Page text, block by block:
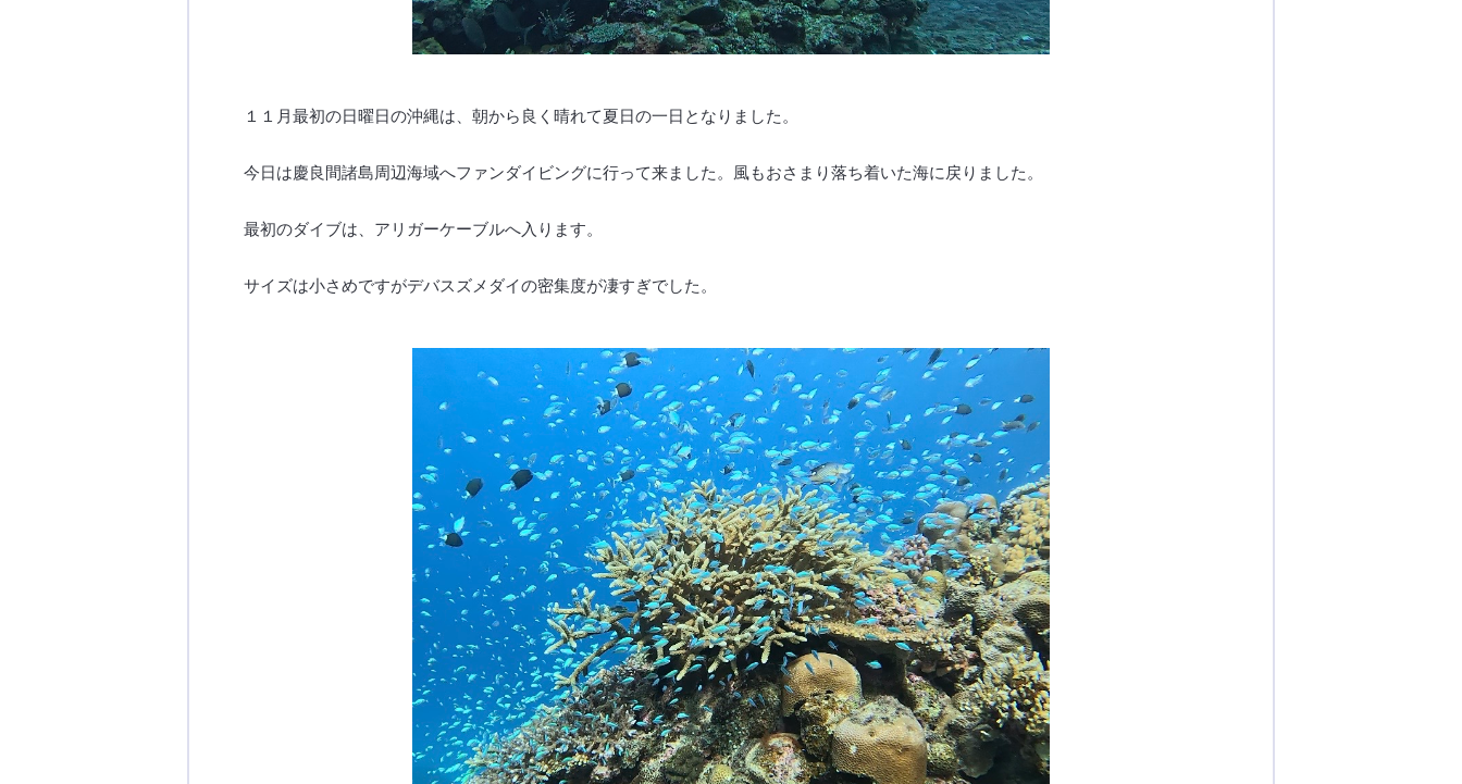
１１月最初の日曜日の沖縄は、朝から良く晴れて夏日の一日となりました。
今日は慶良間諸島周辺海域へファンダイビングに行って来ました。風もおさまり落ち着いた海に戻りました。
最初のダイブは、アリガーケーブルへ入ります。
サイズは小さめですがデバスズメダイの密集度が凄すぎでした。